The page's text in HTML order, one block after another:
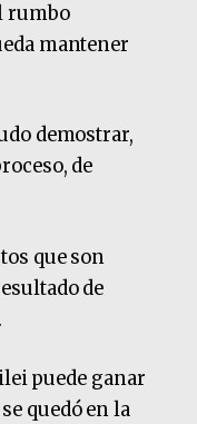
rumbo
mantener
demostrar,
de
que son
de
puede ganar
quedó en la